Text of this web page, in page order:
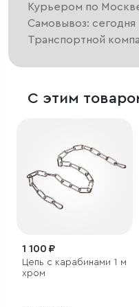
Курьером по
Самовывоз: сегодня
Транспортной
С этим
1 100 ₽
Цепь с карабинами 1 м
хром